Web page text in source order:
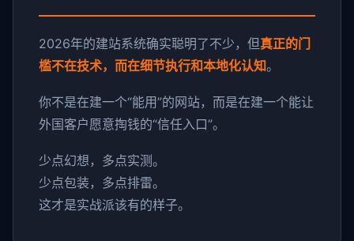
2026年的建站系统确实聪明了不少，但真正的门
槛不在技术，而在细节执行和本地化认知。
你不是在建一个“能用”的网站，而是在建一个能让
外国客户愿意掏钱的“信任入口”。
少点幻想，多点实测。
少点包装，多点排雷。
这才是实战派该有的样子。